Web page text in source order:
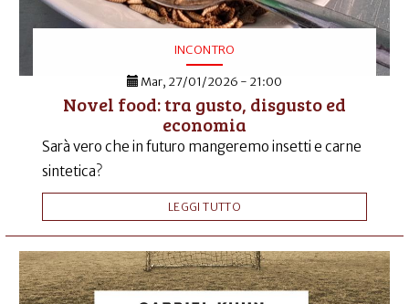
INCONTRO
Mar, 27/01/2026 - 21:00
Novel food: tra gusto, disgusto ed
economia
Sarà vero che in futuro mangeremo insetti e carne
sintetica?
LEGGI TUTTO